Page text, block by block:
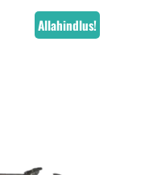
Allahindlus!